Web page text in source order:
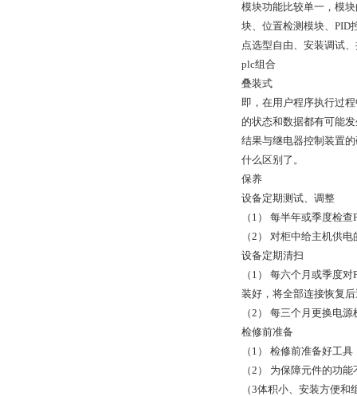
模块功能比较单一，模
块、位置检测模块、PID
点选型自由、安装调试
plc组合
叠装式
即，在用户程序执行过
的状态和数据都有可能
结果与继电器控制装置
什么区别了。
保养
设备定期测试、调整
（1） 每半年或季度检
（2） 对柜中给主机供
设备定期清扫
（1） 每六个月或季度
装好，将全部连接恢复
（2） 每三个月更换电
检修前准备
（1） 检修前准备好工具
（2） 为保障元件的功
（3体积小、安装方便